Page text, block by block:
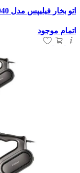
اتو بخار فیلیپس مدل DST5040
اتمام موجود